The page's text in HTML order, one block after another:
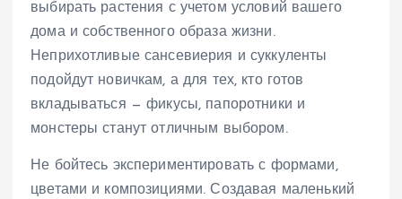
выбирать растения с учетом условий вашего
дома и собственного образа жизни.
Неприхотливые сансевиерия и суккуленты
подойдут новичкам, а для тех, кто готов
вкладываться — фикусы, папоротники и
монстеры станут отличным выбором.
Не бойтесь экспериментировать с формами,
цветами и композициями. Создавая маленький